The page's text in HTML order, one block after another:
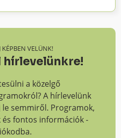
KÉPBEN VELÜNK!
hírlevelünkre!
a közelgő
A hírlevelünk
semmiről. Programok,
és fontos információk -